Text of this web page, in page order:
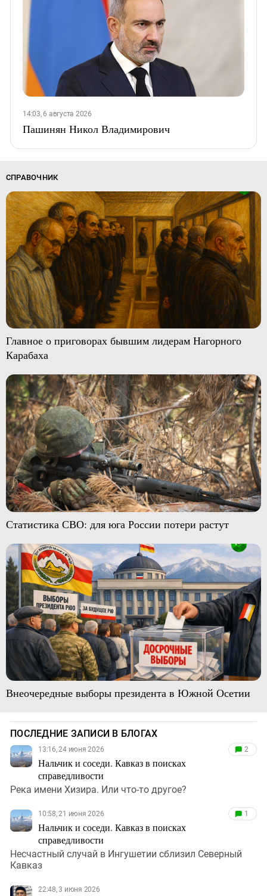
14:03, 6 августа 2026
Пашинян Никол Владимирович
СПРАВОЧНИК
Главное о приговорах бывшим лидерам Нагорного
Карабаха
Статистика СВО: для юга России потери растут
Внеочередные выборы президента в Южной Осетии
ПОСЛЕДНИЕ ЗАПИСИ В БЛОГАХ
13:16, 24 июня 2026
Нальчик и соседи. Кавказ в поисках
справедливости
2
Река имени Хизира. Или что-то другое?
10:58, 21 июня 2026
Нальчик и соседи. Кавказ в поисках
справедливости
1
Несчастный случай в Ингушетии сблизил Северный
Кавказ
22:48, 3 июня 2026